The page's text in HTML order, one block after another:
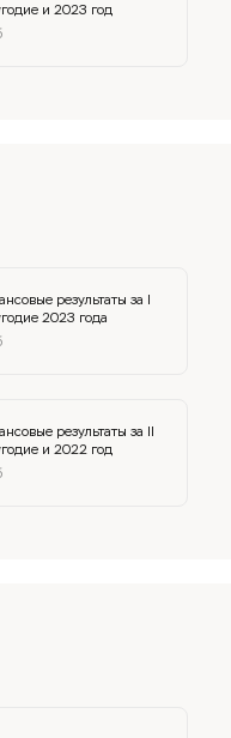
и 2023 год
результаты за I
2023 года
результаты за II
и 2022 год